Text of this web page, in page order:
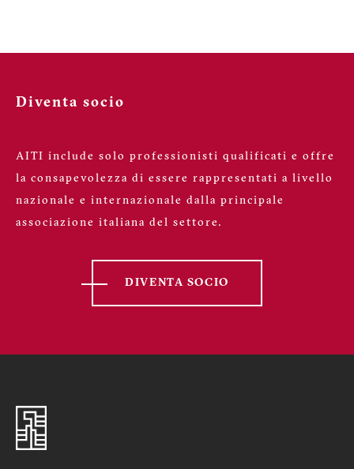
Diventa socio
AITI include solo professionisti qualificati e offre
la consapevolezza di essere rappresentati a livello
nazionale e internazionale dalla principale
associazione italiana del settore.
DIVENTA SOCIO